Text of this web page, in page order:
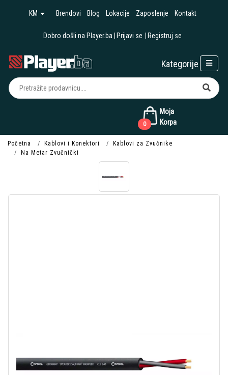
KM Brendovi Blog Lokacije Zaposlenje Kontakt
Dobro došli na Player.ba Prijavi se Registruj se
Moja
Korpa
0
Kategorije
Početna Kablovi i Konektori
Kablovi za Zvučnike
Na Metar Zvučnički